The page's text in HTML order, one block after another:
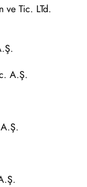
ve Tic. LTd.
A.Ş.